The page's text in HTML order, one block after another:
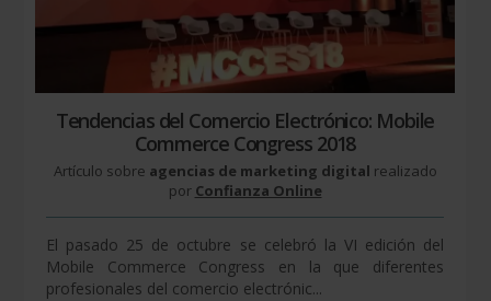
Tendencias del Comercio Electrónico: Mobile
Commerce Congress 2018
Artículo sobre agencias de marketing digital realizado
por Confianza Online
El pasado 25 de octubre se celebró la VI edición del
Mobile Commerce Congress en la que diferentes
profesionales del comercio electrónic...